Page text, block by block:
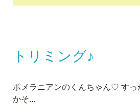
トリミング♪
ポメラニアンのくんちゃん♡ す
かそ...